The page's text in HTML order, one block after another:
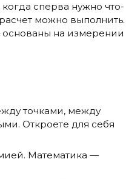
сперва нужно что-
можно выполнить.
на измерении
точками, между
Откроете для себя
Математика —